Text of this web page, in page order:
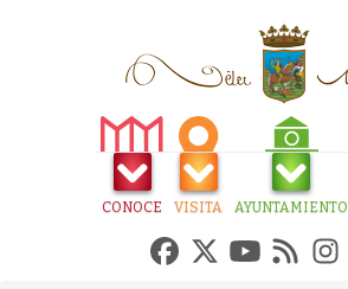
CONOCE VISITA AYUNTAMIENTO